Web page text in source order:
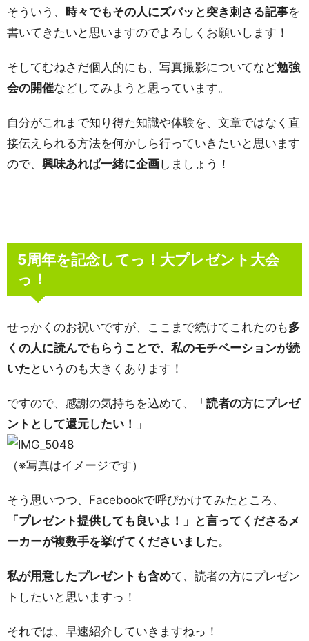
そういう、 時々でもその人にズバッと突き刺さる記事を
書いてきたいと思いますのでよろしくお願いします！
そしてむねさだ個人的にも、写真撮影についてなど勉強
会の開催などしてみようと思っています。
自分がこれまで知り得た知識や体験を、文章ではなく直
接伝えられる方法を何かしら行っていきたいと思います
ので、 興味あれば一緒に企画しましょう！
5周年を記念してっ！大プレゼント大会
っ！
せっかくのお祝いですが、ここまで続けてこれたのも多
くの人に読んでもらうことで、私のモチベーションが続
いた というのも大きくあります！
ですので、感謝の気持ちを込めて、「読者の方にプレゼ
ントとして還元したい！
」
（※写真はイメージです）
そう思いつつ、Facebookで呼びかけてみたところ、
「プレゼント提供しても良いよ！」と言ってくださるメ
ーカーが複数手を挙げてくださいました。
私が用意したプレゼントも含めて、読者の方にプレゼン
トしたいと思いますっ！
それでは、早速紹介していきますねっ！